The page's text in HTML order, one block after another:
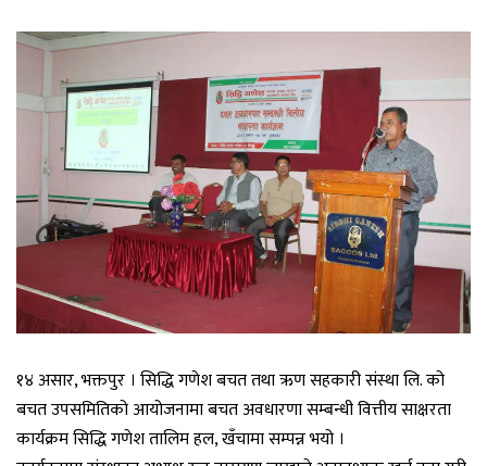
१४ असार, भक्तपुर । सिद्धि गणेश बचत तथा ऋण सहकारी संस्था लि. को
बचत उपसमितिको आयोजनामा बचत अवधारणा सम्बन्धी वित्तीय साक्षरता
कार्यक्रम सिद्धि गणेश तालिम हल, खँचामा सम्पन्न भयो ।